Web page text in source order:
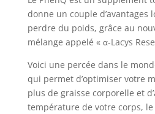
donne un couple d’avantages
perdre du poids, grâce au
mélange appelé « α-Lacys
Voici une percée dans le
qui permet d’optimiser votre
plus de graisse corporelle et
température de votre corps,